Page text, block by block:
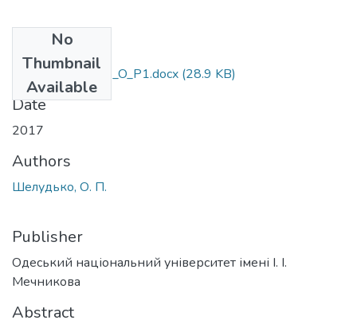
No
Thumbnail
Available
035.04_Sheludko_O_P1.docx (28.9 KB)
Date
2017
Authors
Шелудько, О. П.
Publisher
Одеський національний університет імені І. І.
Мечникова
Abstract